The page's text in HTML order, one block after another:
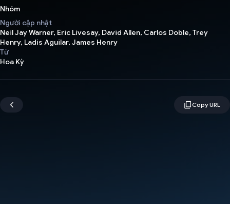
Nhóm
Người cập nhật
Neil Jay Warner, Eric Livesay, David Allen, Carlos Doble, Trey
Henry, Ladis Aguilar, James Henry
Từ
Hoa Kỳ